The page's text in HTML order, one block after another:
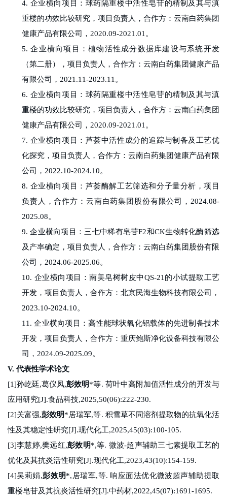
4. 企业横向项目：球药隔重楼中活性皂苷的精制及其与滇
重楼的功效比较研究，项目负责人，合作方：云南白药集团
健康产品有限公司， 2020.09-2021.01 。
5.企业横向项目：植物活性成分数据库建设与系统开发
（第二册），项目负责人，合作方：云南白药集团健康产品
有限公司， 2021.11-2023.11 。
6. 企业横向项目：球药隔重楼中活性皂苷的精制及其与滇
重楼的功效比较研究，项目负责人，合作方：云南白药集团
健康产品有限公司， 2020.09-2021.01 。
7. 企业横向项目：芦荟中活性成分的追踪与制备及工艺优
化探究，项目负责人，合作方：云南白药集团健康产品有限
公司， 2022.10-2024.10。
8. 企业横向项目：芦荟酶解工艺筛选和分子量分析，项目
负责人，合作方：云南白药集团股份有限公司， 2024.08-
2025.08。
9.企业横向项目：三七中稀有皂苷F2和CK生物转化酶筛选
及产率确定，项目负责人，合作方：云南白药集团股份有限
公司， 2024.06-2025.06。
10. 企业横向项目：南美皂树树皮中QS-21 的小试提取工艺
开发，项目负责人，合作方：北京民海生物科技有限公司，
2023.10-2024.10。
11.企业横向项目：高性能球状氧化铝载体的先进制备技术
开发，项目负责人，合作方：重庆鲍斯净化设备科技有限公
司， 2024.09-2025.09。
V. 代表性学术论文
[1]孙屹廷,葛仪凤,彭效明*等. 荷叶中高附加值活性成分的开发与
应用研究[J].食品科技,2025,50(06):222-230.
[2]关富强,彭效明*居瑞军,等. 积雪草不同溶剂提取物的抗氧化活
性及其稳定性研究[J].现代化工,2025,45(03):100-105.
[3]李慧婷,樊远红,彭效明*,等. 微波-超声辅助三七素提取工艺的
优化及其抗炎活性研究[J].现代化工,2023,43(10):154-159.
[4]吴莉娟,彭效明*, 居瑞军,等. 响应面法优化微波超声辅助提取
重楼皂苷及其抗炎活性研究[J].中药材,2022,45(07):1691-1695.